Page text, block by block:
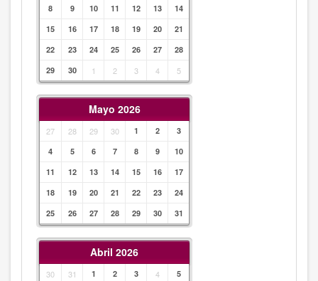
8
9 10 11 12 13
14
15
16 17 18 19 20
21
22
23 24 25 26 27
28
29
30 1 2 3 4 5
Mayo 2026
27 28 29 30 1 2
3
4
5 6 7 8 9
10
11
12 13 14 15 16
17
18
19 20 21 22 23
24
25
26 27 28 29 30 31
Abril 2026
30 31 1 2 3 4
5